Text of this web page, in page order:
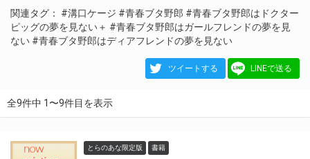
関連タグ： #溝口ケージ #青春ブタ野郎 #青春ブタ野郎はドクター
ピッグの夢を見ない＋ #青春ブタ野郎はガールフレンドの夢を見
ない #青春ブタ野郎はディアフレンドの夢を見ない
ツイートする LINEで送る
全9件中 1〜9件目を表示
とらのあな限定版 書籍